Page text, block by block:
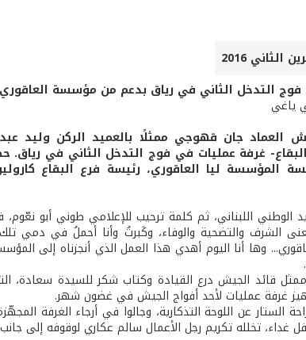
التدخل الثاني في رياق بدعم من مؤسسة العاقوري
ياغي
العماد جان قهوجي ممثلًا بالعميد الركن
غرفة عمليات في فوج التدخل الثاني في رياق.
المؤسسة ليا العاقوري، رئيسة فرع البقاع
الوطني اللبناني، ثم كلمة ترحيب للإعلامي طوني أبو
الشرف والتضحية والوفاء، وكَبرتُ وأنا أحملُ في دمي
وها أنا اليوم أهدي هذا العمل الذي أنجزناه إلى
قائد الجيش درع القيادة وكتاب شكر للسيدة سعادة،
غرفة عمليات لأحد أفواج الجيش في غضون شهر.
الستار عن اللوحة التذكارية، وجالوا في أرجاء الغرفة
غداء، تخلله تكريم رجل الأعمال سالم عكاري لوقوفه إلى